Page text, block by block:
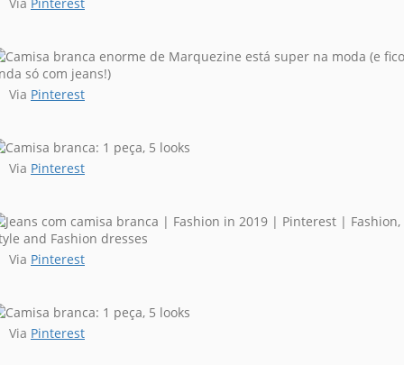
Via Pinterest
Via Pinterest
Via Pinterest
Via Pinterest